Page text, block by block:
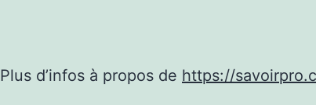
Plus d’infos à propos de https://